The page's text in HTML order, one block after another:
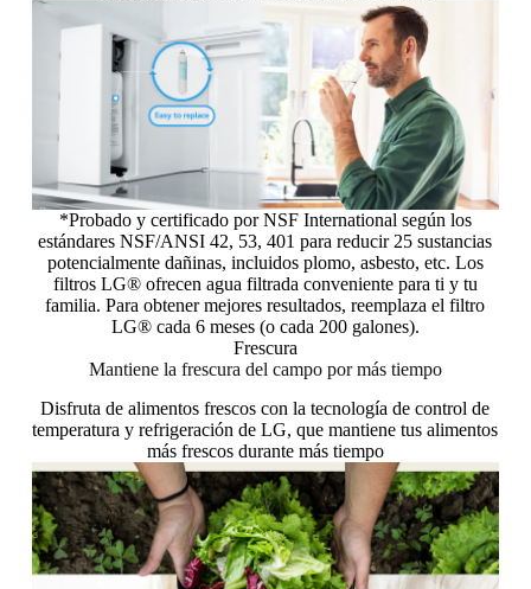
*Probado y certificado por NSF International según los
estándares NSF/ANSI 42, 53, 401 para reducir 25 sustancias
potencialmente dañinas, incluidos plomo, asbesto, etc. Los
filtros LG® ofrecen agua filtrada conveniente para ti y tu
familia. Para obtener mejores resultados, reemplaza el filtro
LG® cada 6 meses (o cada 200 galones).
Frescura
Mantiene la frescura del campo por más tiempo
Disfruta de alimentos frescos con la tecnología de control de
temperatura y refrigeración de LG, que mantiene tus alimentos
más frescos durante más tiempo